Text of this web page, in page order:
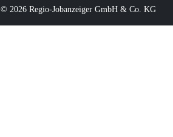
© 2026 Regio-Jobanzeiger GmbH & Co. KG